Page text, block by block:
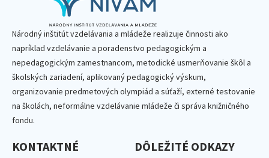
Národný inštitút vzdelávania a mládeže realizuje činnosti ako
napríklad vzdelávanie a poradenstvo pedagogickým a
nepedagogickým zamestnancom, metodické usmerňovanie škôl a
školských zariadení, aplikovaný pedagogický výskum,
organizovanie predmetových olympiád a súťaží, externé testovanie
na školách, neformálne vzdelávanie mládeže či správa knižničného
fondu.
KONTAKTNÉ
DÔLEŽITÉ ODKAZY